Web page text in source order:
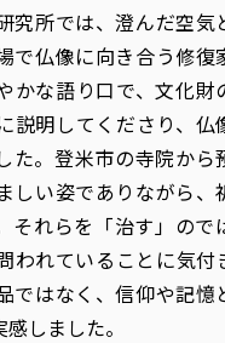
エゾンゼミⅠ）
総合福祉学部のみ履修可能）
教育学科学生のみ受講可能
績
ト
）
学金等
ト
伝える／備える』次世代
協力事業
支援活動
究所では、澄んだ空気
で仏像に向き合う修復
かな語り口で、文化財
説明してくださり、仏
た。登米市の寺院から
しい姿でありながら、
それらを「治す」ので
われていることに気付
ではなく、信仰や記憶
しました。